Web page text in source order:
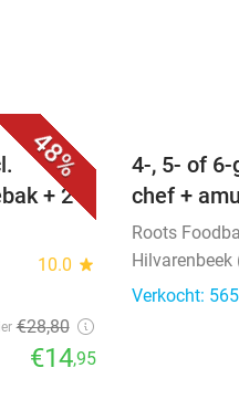
48%
+ 2-
10.0 star
€28,80
€14,95
4-, 5- of
chef +
Roots
Hilvarenbeek
Verkocht: 565